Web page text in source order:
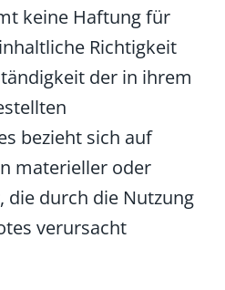
keine Haftung für
Richtigkeit
der in ihrem
bezieht sich auf
materieller oder
die durch die Nutzung
verursacht